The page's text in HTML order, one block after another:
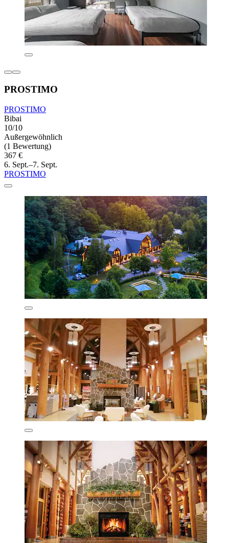
PROSTIMO
PROSTIMO
Bibai
10/10
Außergewöhnlich
(1 Bewertung)
367 €
6. Sept.–7. Sept.
PROSTIMO